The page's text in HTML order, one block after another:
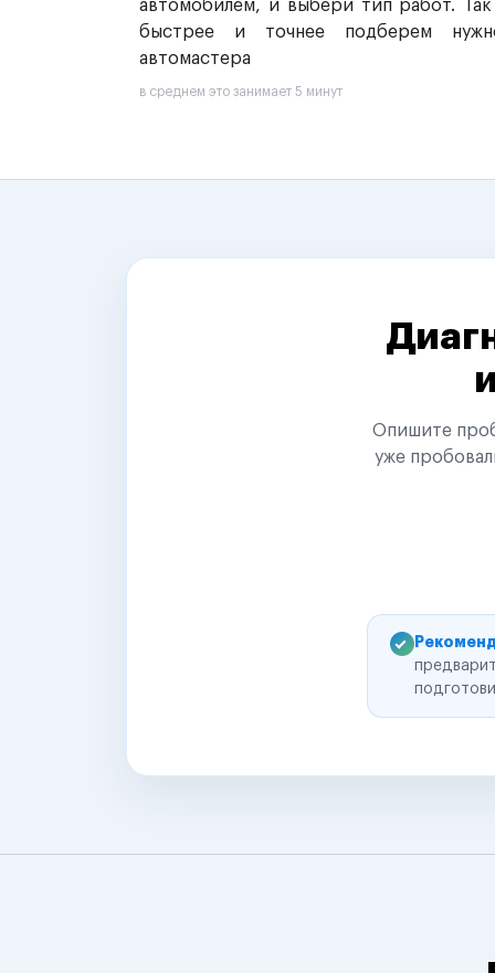
автомобилем, и выбери тип работ.
быстрее и точнее подберем
автомастера
в среднем это занимает 5 минут
Опишите
уже